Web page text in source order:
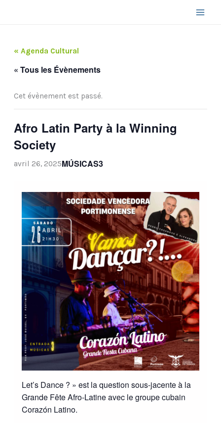
« Agenda Cultural
« Tous les Évènements
Cet évènement est passé.
Afro Latin Party à la Winning
Society
avril 26, 2025MÚSICAS3
Let’s Dance ? » est la question sous-jacente à la
Grande Fête Afro-Latine avec le groupe cubain
Corazón Latino.